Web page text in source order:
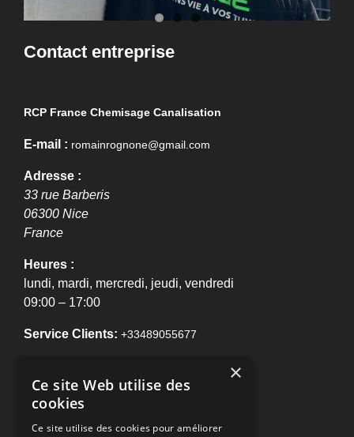
Contact entreprise
RCP France Chemisage Canalisation
E-mail : romainrognone@gmail.com
Adresse :
33 rue Barberis
06300 Nice
France
Heures :
lundi, mardi, mercredi, jeudi, vendredi
09:00 – 17:00
Service Clients: +33489055677
×
Ce site Web utilise des
cookies
Ce site utilise des cookies pour améliorer